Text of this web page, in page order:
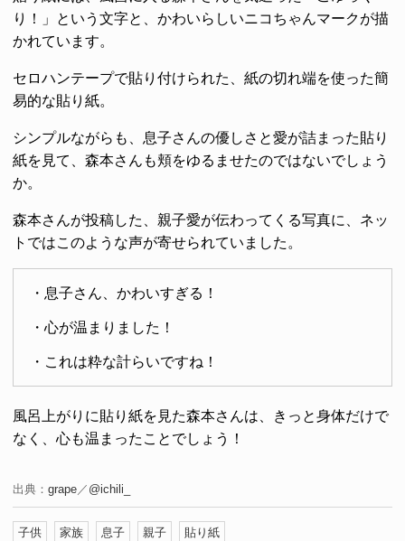
り！」という文字と、かわいらしいニコちゃんマークが描
かれています。
セロハンテープで貼り付けられた、紙の切れ端を使った簡
易的な貼り紙。
シンプルながらも、息子さんの優しさと愛が詰まった貼り
紙を見て、森本さんも頬をゆるませたのではないでしょう
か。
森本さんが投稿した、親子愛が伝わってくる写真に、ネッ
トではこのような声が寄せられていました。
・息子さん、かわいすぎる！
・心が温まりました！
・これは粋な計らいですね！
風呂上がりに貼り紙を見た森本さんは、きっと身体だけで
なく、心も温まったことでしょう！
出典： grape／ @ichili_
子供 家族 息子 親子 貼り紙